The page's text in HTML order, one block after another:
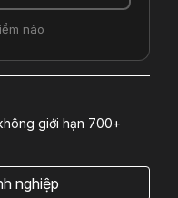
nào
giới hạn 700+
nghiệp